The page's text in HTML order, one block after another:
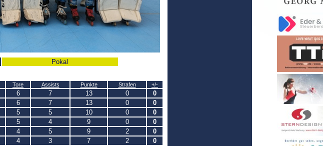
Pokal
Tore Assists Punkte Strafen +/-
6 7 13 0
0
6 7 13 0
0
5 5 10 0
0
5 4 9 0
0
4 5 9 2
0
4 3 7 2
0